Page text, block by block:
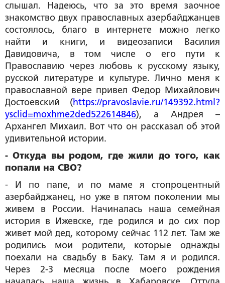
слышал. Надеюсь, что за это время заочное
знакомство двух православных азербайджанцев
состоялось, благо в интернете можно легко
найти и книги, и видеозаписи Василия
Давидовича, в том числе о его пути к
Православию через любовь к русскому языку,
русской литературе и культуре. Лично меня к
православной вере привел Федор Михайлович
Достоевский ( https://pravoslavie.ru/149392.html?
ysclid=moxhme2ded522614846), а Андрея –
Архангел Михаил. Вот что он рассказал об этой
удивительной истории.
- Откуда вы родом, где жили до того, как
попали на СВО?
- И по папе, и по маме я стопроцентный
азербайджанец, но уже в пятом поколении мы
живем в России. Начиналась наша семейная
история в Ижевске, где родился и до сих пор
живет мой дед, которому сейчас 112 лет. Там же
родились мои родители, которые однажды
поехали на свадьбу в Баку. Там я и родился.
Через 2-3 месяца после моего рождения